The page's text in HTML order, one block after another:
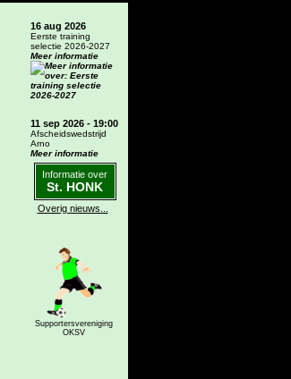
16 aug 2026
Eerste training
selectie 2026-2027
Meer informatie
11 sep 2026 - 19:00
Afscheidswedstrijd
Arno
Meer informatie
Informatie over
St. HONK
Overig nieuws...
Supportersvereniging
OKSV